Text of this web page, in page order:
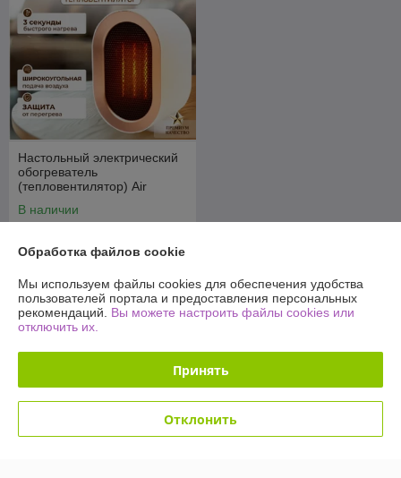
Настольный электрический
обогреватель
(тепловентилятор) Air
В наличии
Купить
О нас
76% положительных из 17 отзывов за год
г. Минск район станции метро «Кунцевщина», Минск,
Обработка файлов cookie
Мы используем файлы cookies для обеспечения удобства
пользователей портала и предоставления персональных
рекомендаций. Вы можете настроить файлы cookies или
отключить их.
Принять
Отклонить